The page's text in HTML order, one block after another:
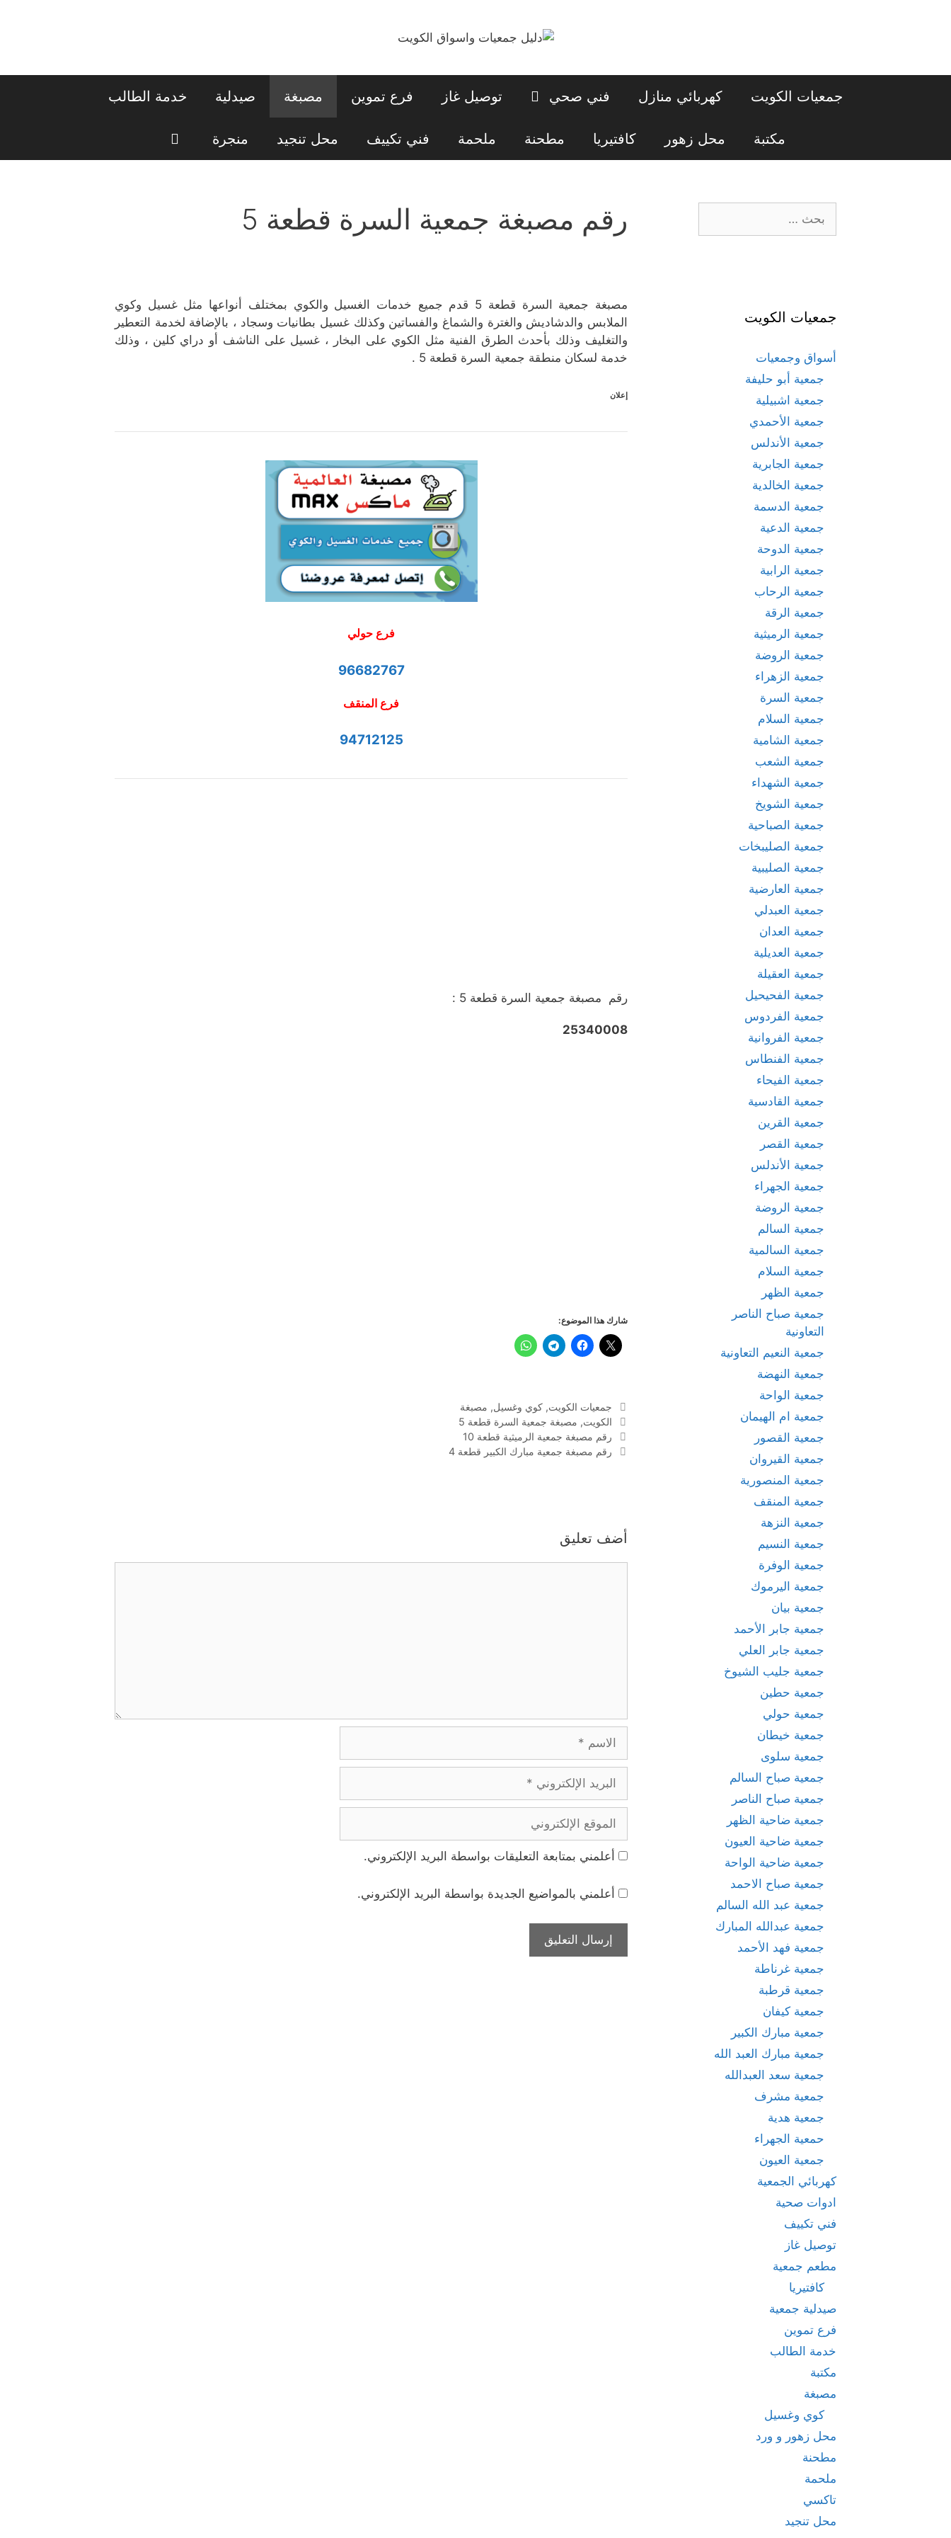
جمعيات الكويت كهربائي منازل فني صحي توصيل غاز فرع تموين مصبغة صيدلية خدمة الطالب
مكتبة محل زهور كافتيريا مطحنة ملحمة فني تكييف محل تنجيد منجرة
رقم مصبغة جمعية السرة قطعة 5
مصبغة جمعية السرة قطعة 5 قدم جميع خدمات الغسيل والكوي بمختلف أنواعها مثل غسيل وكوي
الملابس والدشاديش والغترة والشماغ والفساتين وكذلك غسيل بطانيات وسجاد ، بالإضافة لخدمة التعطير
والتغليف وذلك بأحدث الطرق الفنية مثل الكوي على البخار ، غسيل على الناشف أو دراي كلين ، وذلك
خدمة لسكان منطقة جمعية السرة قطعة 5 .
إعلان
فرع حولي
96682767
فرع المنقف
94712125
رقم مصبغة جمعية السرة قطعة 5 :
25340008
شارك هذا الموضوع:
التصنيفات
جمعيات الكويت, كوي وغسيل, مصبغة
الوسوم
الكويت, مصبغة جمعية السرة قطعة 5
رقم مصبغة جمعية الرميثية قطعة 10
رقم مصبغة جمعية مبارك الكبير قطعة 4
أضف تعليق
الإلكتروني
الإلكتروني
أعلمني بمتابعة التعليقات بواسطة البريد الإلكتروني.
أعلمني بالمواضيع الجديدة بواسطة البريد الإلكتروني.
عن:
جمعيات الكويت
أسواق وجمعيات
جمعية أبو حليفة
جمعية اشبيلية
جمعية الأحمدي
جمعية الأندلس
جمعية الجابرية
جمعية الخالدية
جمعية الدسمة
جمعية الدعية
جمعية الدوحة
جمعية الرابية
جمعية الرحاب
جمعية الرقة
جمعية الرميثية
جمعية الروضة
جمعية الزهراء
جمعية السرة
جمعية السلام
جمعية الشامية
جمعية الشعب
جمعية الشهداء
جمعية الشويخ
جمعية الصباحية
جمعية الصليبخات
جمعية الصليبية
جمعية العارضية
جمعية العبدلي
جمعية العدان
جمعية العديلية
جمعية العقيلة
جمعية الفحيحيل
جمعية الفردوس
جمعية الفروانية
جمعية الفنطاس
جمعية الفيحاء
جمعية القادسية
جمعية القرين
جمعية القصر
جمعية الأندلس
جمعية الجهراء
جمعية الروضة
جمعية السالم
جمعية السالمية
جمعية السلام
جمعية الظهر
جمعية صباح الناصر
التعاونية
جمعية النعيم التعاونية
جمعية النهضة
جمعية الواحة
جمعية ام الهيمان
جمعية القصور
جمعية القيروان
جمعية المنصورية
جمعية المنقف
جمعية النزهة
جمعية النسيم
جمعية الوفرة
جمعية اليرموك
جمعية بيان
جمعية جابر الأحمد
جمعية جابر العلي
جمعية جليب الشيوخ
جمعية حطين
جمعية حولي
جمعية خيطان
جمعية سلوى
جمعية صباح السالم
جمعية صباح الناصر
جمعية ضاحية الظهر
جمعية ضاحية العيون
جمعية ضاحية الواحة
جمعية صباح الاحمد
جمعية عبد الله السالم
جمعية عبدالله المبارك
جمعية فهد الأحمد
جمعية غرناطة
جمعية قرطبة
جمعية كيفان
جمعية مبارك الكبير
جمعية مبارك العبد الله
جمعية سعد العبدالله
جمعية مشرف
جمعية هدية
حمعية الجهراء
جمعية العيون
كهربائي الجمعية
ادوات صحية
فني تكييف
توصيل غاز
مطعم جمعية
كافتيريا
صيدلية جمعية
فرع تموين
خدمة الطالب
مكتبة
مصبغة
كوي وغسيل
محل زهور و ورد
مطحنة
ملحمة
تاكسي
محل تنجيد